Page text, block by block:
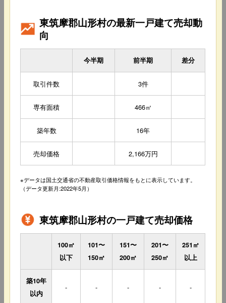
東筑摩郡山形村の最新一戸建て売却動
向
今半期 前半期 差分
取引件数 3件
専有面積 466㎡
築年数 16年
売却価格 2,166万円
※データは国土交通省の不動産取引価格情報をもとに表示しています。
（データ更新月:2022年5月）
東筑摩郡山形村の一戸建て売却価格
100㎡
以下
101〜
150㎡
151〜
200㎡
201〜
250㎡
251㎡
以上
築10年
以内
- - - - -